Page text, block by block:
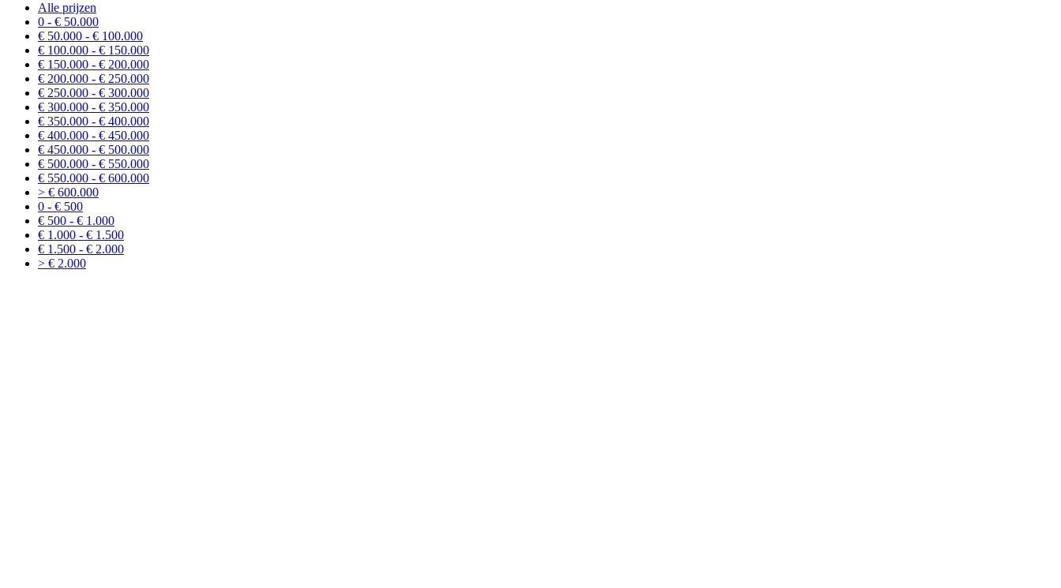
Alle prijzen
0 - € 50.000
€ 50.000 - € 100.000
€ 100.000 - € 150.000
€ 150.000 - € 200.000
€ 200.000 - € 250.000
€ 250.000 - € 300.000
€ 300.000 - € 350.000
€ 350.000 - € 400.000
€ 400.000 - € 450.000
€ 450.000 - € 500.000
€ 500.000 - € 550.000
€ 550.000 - € 600.000
> € 600.000
0 - € 500
€ 500 - € 1.000
€ 1.000 - € 1.500
€ 1.500 - € 2.000
> € 2.000